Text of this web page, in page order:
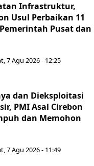
Infrastruktur,
Usul Perbaikan 11
Pusat dan
7 Agu 2026 - 12:25
dan Dieksploitasi
PMI Asal Cirebon
dan Memohon
7 Agu 2026 - 11:49